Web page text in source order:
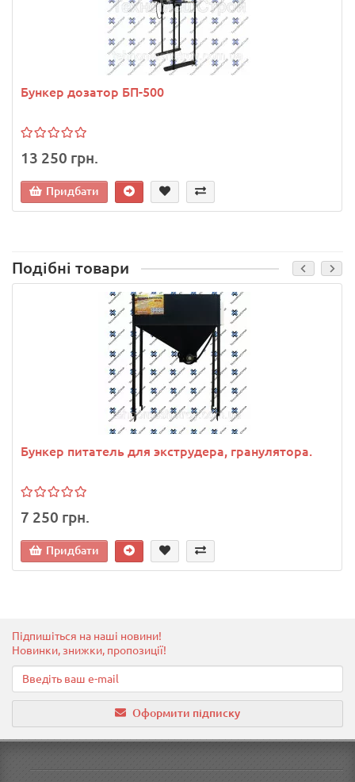
Бункер дозатор БП-500
13 250 грн.
Придбати
Подібні товари
Бункер питатель для экструдера, гранулятора.
7 250 грн.
Придбати
Підпишіться на наші новини!
Новинки, знижки, пропозиції!
Оформити підписку